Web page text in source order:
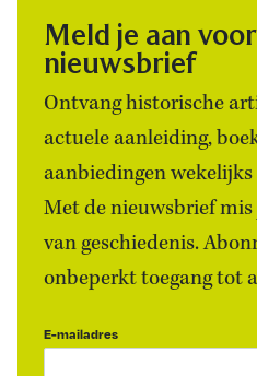
Meld je aan
nieuwsbrief
Ontvang historische
actuele aanleiding,
aanbiedingen
Met de nieuwsbrief
van geschiedenis.
onbeperkt toegang tot
E-mailadres